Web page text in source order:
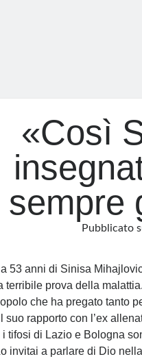
«Così
sempre
Pubblicato
a 53 anni di Sinisa
terribile prova della
che ha pregato tanto
suo rapporto con l’ex
i tifosi di Lazio e Bologna
invitai a parlare di Dio